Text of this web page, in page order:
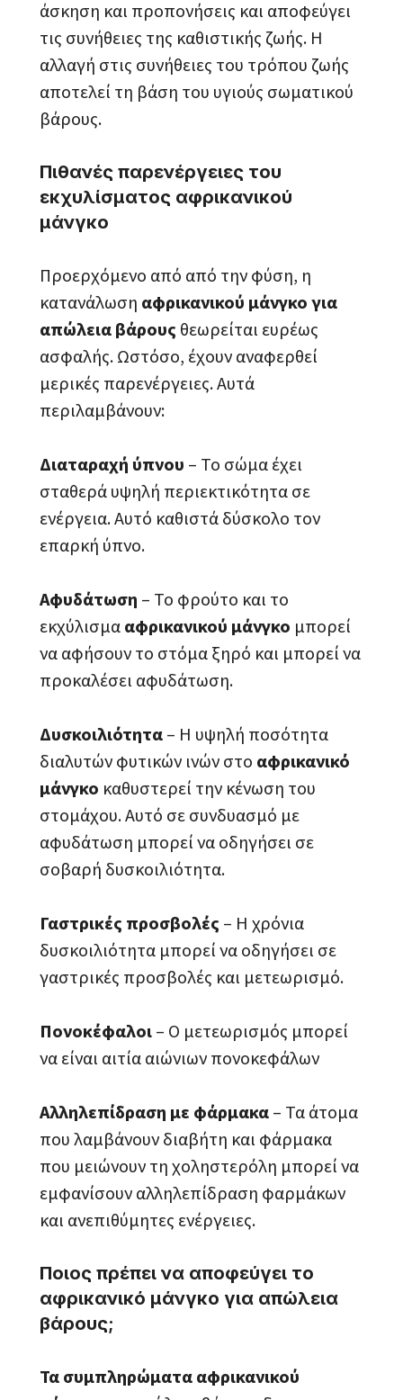
άσκηση και προπονήσεις και αποφεύγει
τις συνήθειες της καθιστικής ζωής. Η
αλλαγή στις συνήθειες του τρόπου ζωής
αποτελεί τη βάση του υγιούς σωματικού
βάρους.
Πιθανές παρενέργειες του
εκχυλίσματος αφρικανικού
μάνγκο
Προερχόμενο από από την φύση, η
κατανάλωση αφρικανικού μάνγκο για
απώλεια βάρους θεωρείται ευρέως
ασφαλής. Ωστόσο, έχουν αναφερθεί
μερικές παρενέργειες. Αυτά
περιλαμβάνουν:
Διαταραχή ύπνου – Το σώμα έχει
σταθερά υψηλή περιεκτικότητα σε
ενέργεια. Αυτό καθιστά δύσκολο τον
επαρκή ύπνο.
Αφυδάτωση – Το φρούτο και το
εκχύλισμα αφρικανικού μάνγκο μπορεί
να αφήσουν το στόμα ξηρό και μπορεί να
προκαλέσει αφυδάτωση.
Δυσκοιλιότητα – Η υψηλή ποσότητα
διαλυτών φυτικών ινών στο αφρικανικό
μάνγκο καθυστερεί την κένωση του
στομάχου. Αυτό σε συνδυασμό με
αφυδάτωση μπορεί να οδηγήσει σε
σοβαρή δυσκοιλιότητα.
Γαστρικές προσβολές – Η χρόνια
δυσκοιλιότητα μπορεί να οδηγήσει σε
γαστρικές προσβολές και μετεωρισμό.
Πονοκέφαλοι – Ο μετεωρισμός μπορεί
να είναι αιτία αιώνιων πονοκεφάλων
Αλληλεπίδραση με φάρμακα – Τα άτομα
που λαμβάνουν διαβήτη και φάρμακα
που μειώνουν τη χοληστερόλη μπορεί να
εμφανίσουν αλληλεπίδραση φαρμάκων
και ανεπιθύμητες ενέργειες.
Ποιος πρέπει να αποφεύγει το
αφρικανικό μάνγκο για απώλεια
βάρους;
Τα συμπληρώματα αφρικανικού